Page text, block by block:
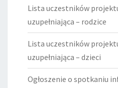
Lista uczestników
uzupełniająca – rodzice
Lista uczestników
uzupełniająca – dzieci
Ogłoszenie o spotkaniu